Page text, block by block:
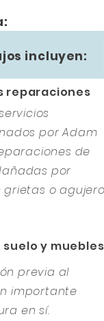
incluyen:
reparaciones
por Adam
de
por
o
y muebles
previa al
importante
en sí.